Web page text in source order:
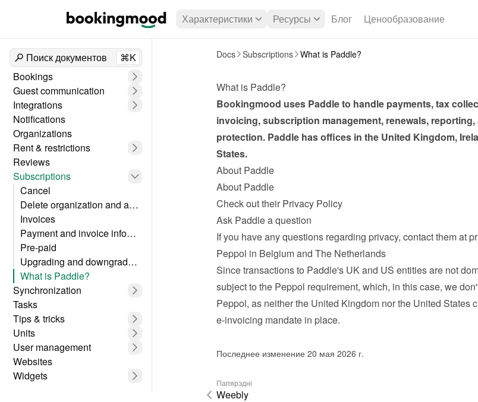
Характеристики Ресурсы Блог Ценообразование
Поиск документов
⌘K
Bookings
Guest communication
Integrations
Notifications
Organizations
Rent & restrictions
Reviews
Subscriptions
Cancel
Delete organization and account
Invoices
Payment and invoice information
Pre-paid
Upgrading and downgrading
What is Paddle?
Synchronization
Tasks
Tips & tricks
Units
User management
Websites
Widgets
Docs Subscriptions What is Paddle?
What is Paddle?
Bookingmood uses Paddle to handle payments, tax
invoicing, subscription management, renewals, reporting,
protection. Paddle has offices in the United Kingdom,
States.
About Paddle
About Paddle
Check out their Privacy Policy
Ask Paddle a question
If you have any questions regarding privacy, contact them at
Peppol in Belgium and The Netherlands
Since transactions to Paddle's UK and US entities are not
subject to the Peppol requirement, which, in this case, we
Peppol, as neither the United Kingdom nor the United States
e-invoicing mandate in place.
Последнее изменение 20 мая 2026 г.
Папярэдні
Weebly